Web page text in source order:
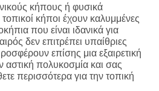
κήπους ή φυσικά
κήποι έχουν καλυμμένες
που είναι ιδανικά για
δεν επιτρέπει υπαίθριες
επίσης μια εξαιρετική
πολυκοσμία και σας
περισσότερα για την τοπική